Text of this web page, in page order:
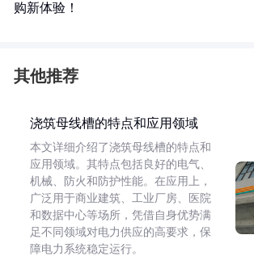
购新体验！
其他推荐
浇筑母线槽的特点和应用领域
本文详细介绍了浇筑母线槽的特点和
应用领域。其特点包括良好的电气、
机械、防火和防护性能。在应用上，
广泛用于商业建筑、工业厂房、医院
和数据中心等场所，凭借自身优势满
足不同领域对电力供应的高要求，保
障电力系统稳定运行。